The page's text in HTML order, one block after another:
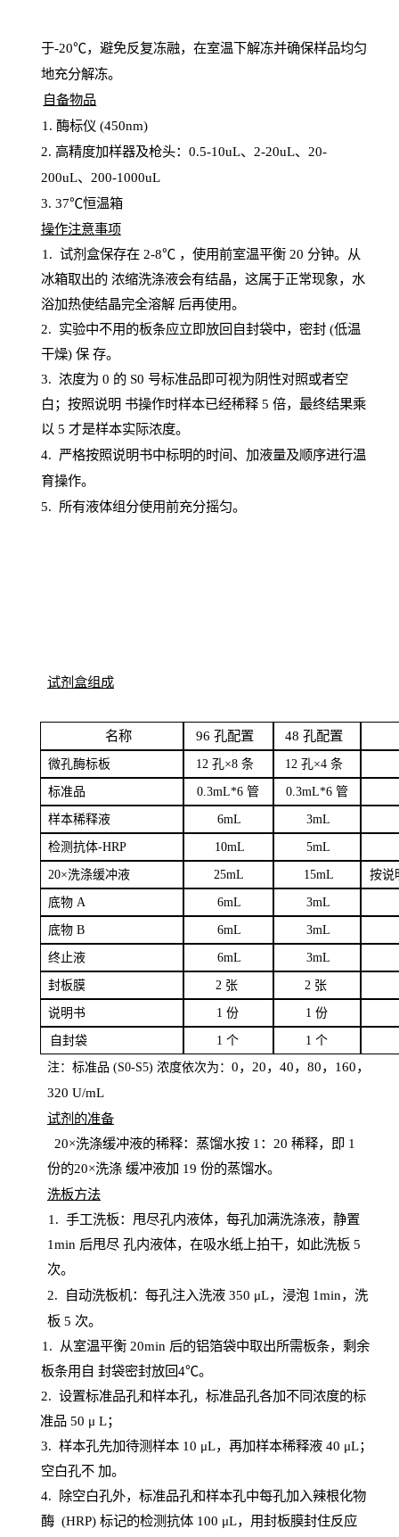
于-20℃，避免反复冻融，在室温下解冻并确保样品均匀
地充分解冻。
自备物品
1 . 酶标仪 (450nm)
2. 高精度加样器及枪头： 0.5-10uL、 2-20uL、 20-
200uL、 200-1000uL
3. 37℃恒温箱
操作注意事项
1. 试剂盒保存在 2-8℃ ，使用前室温平衡 20 分钟。从
冰箱取出的 浓缩洗涤液会有结晶，这属于正常现象，水
浴加热使结晶完全溶解 后再使用。
2. 实验中不用的板条应立即放回自封袋中，密封(低温
干燥) 保 存。
3. 浓度为 0 的 S0 号标准品即可视为阴性对照或者空
白；按照说明 书操作时样本已经稀释5 倍，最终结果乘
以 5 才是样本实际浓度。
4. 严格按照说明书中标明的时间、加液量及顺序进行温
育操作。
5. 所有液体组分使用前充分摇匀。
试剂盒组成
名称 96 孔配置 48 孔配置
微孔酶标板 12 孔×8 条 12 孔×4 条
标准品 0.3mL*6 管 0.3mL*6 管
样本稀释液 6mL 3mL
检测抗体-HRP 10mL 5mL
20×洗涤缓冲液 25mL 15mL 按说
底物A 6mL 3mL
底物B 6mL 3mL
终止液 6mL 3mL
封板膜 2 张 2 张
说明书 1 份 1 份
自封袋 1 个 1 个
注：标准品 (S0-S5) 浓度依次为： 0，20，40，80，160，
320 U/mL
试剂的准备
20×洗涤缓冲液的稀释：蒸馏水按 1：20 稀释，即 1
份的20×洗涤 缓冲液加 19 份的蒸馏水。
洗板方法
1. 手工洗板：甩尽孔内液体，每孔加满洗涤液，静置
1min 后甩尽 孔内液体，在吸水纸上拍干，如此洗板 5
次。
2.
自动洗板机：每孔注入洗液 350 μL，浸泡 1min，洗
板 5 次。
1 . 从室温平衡 20min 后的铝箔袋中取出所需板条，剩余
板条用自 封袋密封放回4℃。
2. 设置标准品孔和样本孔，标准品孔各加不同浓度的标
准品 50 μ L；
3. 样本孔先加待测样本 10 μL，再加样本稀释液 40 μL；
空白孔不 加。
4.
除空白孔外，标准品孔和样本孔中每孔加入辣根化物
酶 (HRP) 标记的检测抗体 100 μL，用封板膜封住反应